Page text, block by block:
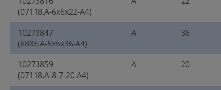
(07118.A-6x6x22-A4)
10273847
(6885.A-5x5x36-A4)
A 36
10273859
(07118.A-8-7-20-A4)
A 20